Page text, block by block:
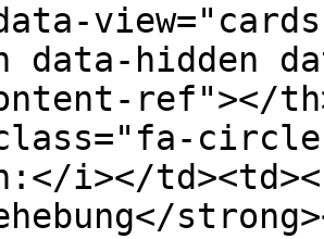
data-hidden
ref"></
i></